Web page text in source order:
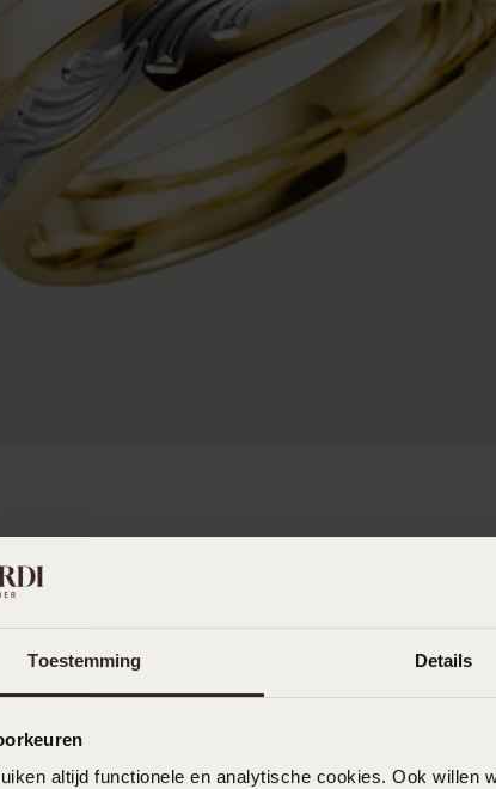
Toestemming Details
altijd functionele en analytische cookies. Ook willen